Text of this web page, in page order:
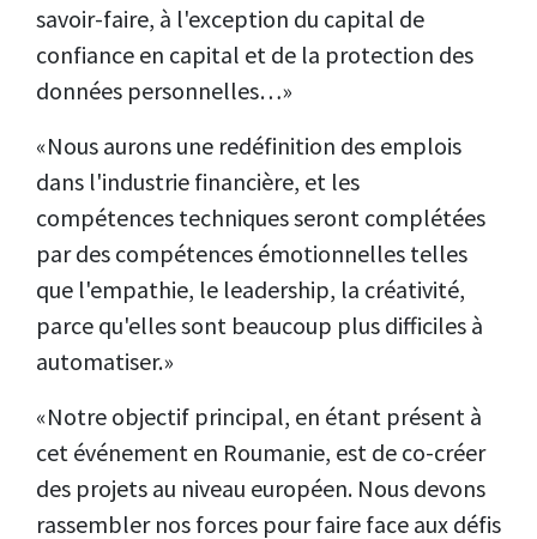
savoir-faire, à l'exception du capital de
confiance en capital et de la protection des
données personnelles…»
«Nous aurons une redéfinition des emplois
dans l'industrie financière, et les
compétences techniques seront complétées
par des compétences émotionnelles telles
que l'empathie, le leadership, la créativité,
parce qu'elles sont beaucoup plus difficiles à
automatiser.»
«Notre objectif principal, en étant présent à
cet événement en Roumanie, est de co-créer
des projets au niveau européen. Nous devons
rassembler nos forces pour faire face aux défis